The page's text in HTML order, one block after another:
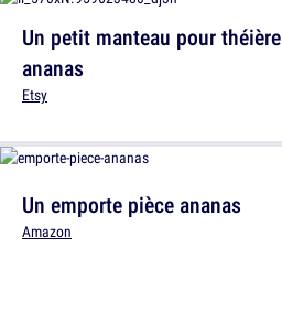
Un emporte pièce ananas
Amazon
Un petit manteau pour théière
ananas
Etsy